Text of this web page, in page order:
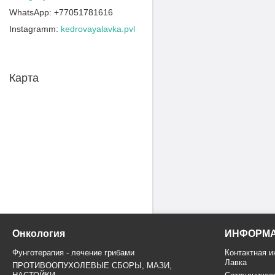
+77051781616
Instagramm
kedrovayalavka.pvl
Карта
Онкология
Фунготерапия - лечение грибами
ПРОТИВООПУХОЛЕВЫЕ СБОРЫ, МАЗИ,
Контактная
Лавка